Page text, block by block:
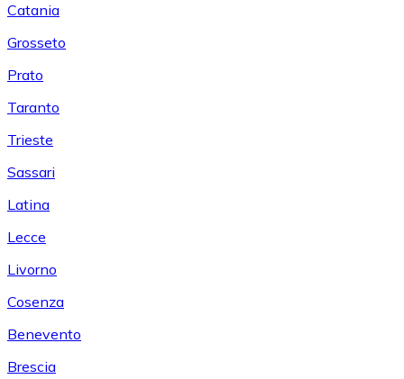
Catania
Grosseto
Prato
Taranto
Trieste
Sassari
Latina
Lecce
Livorno
Cosenza
Benevento
Brescia